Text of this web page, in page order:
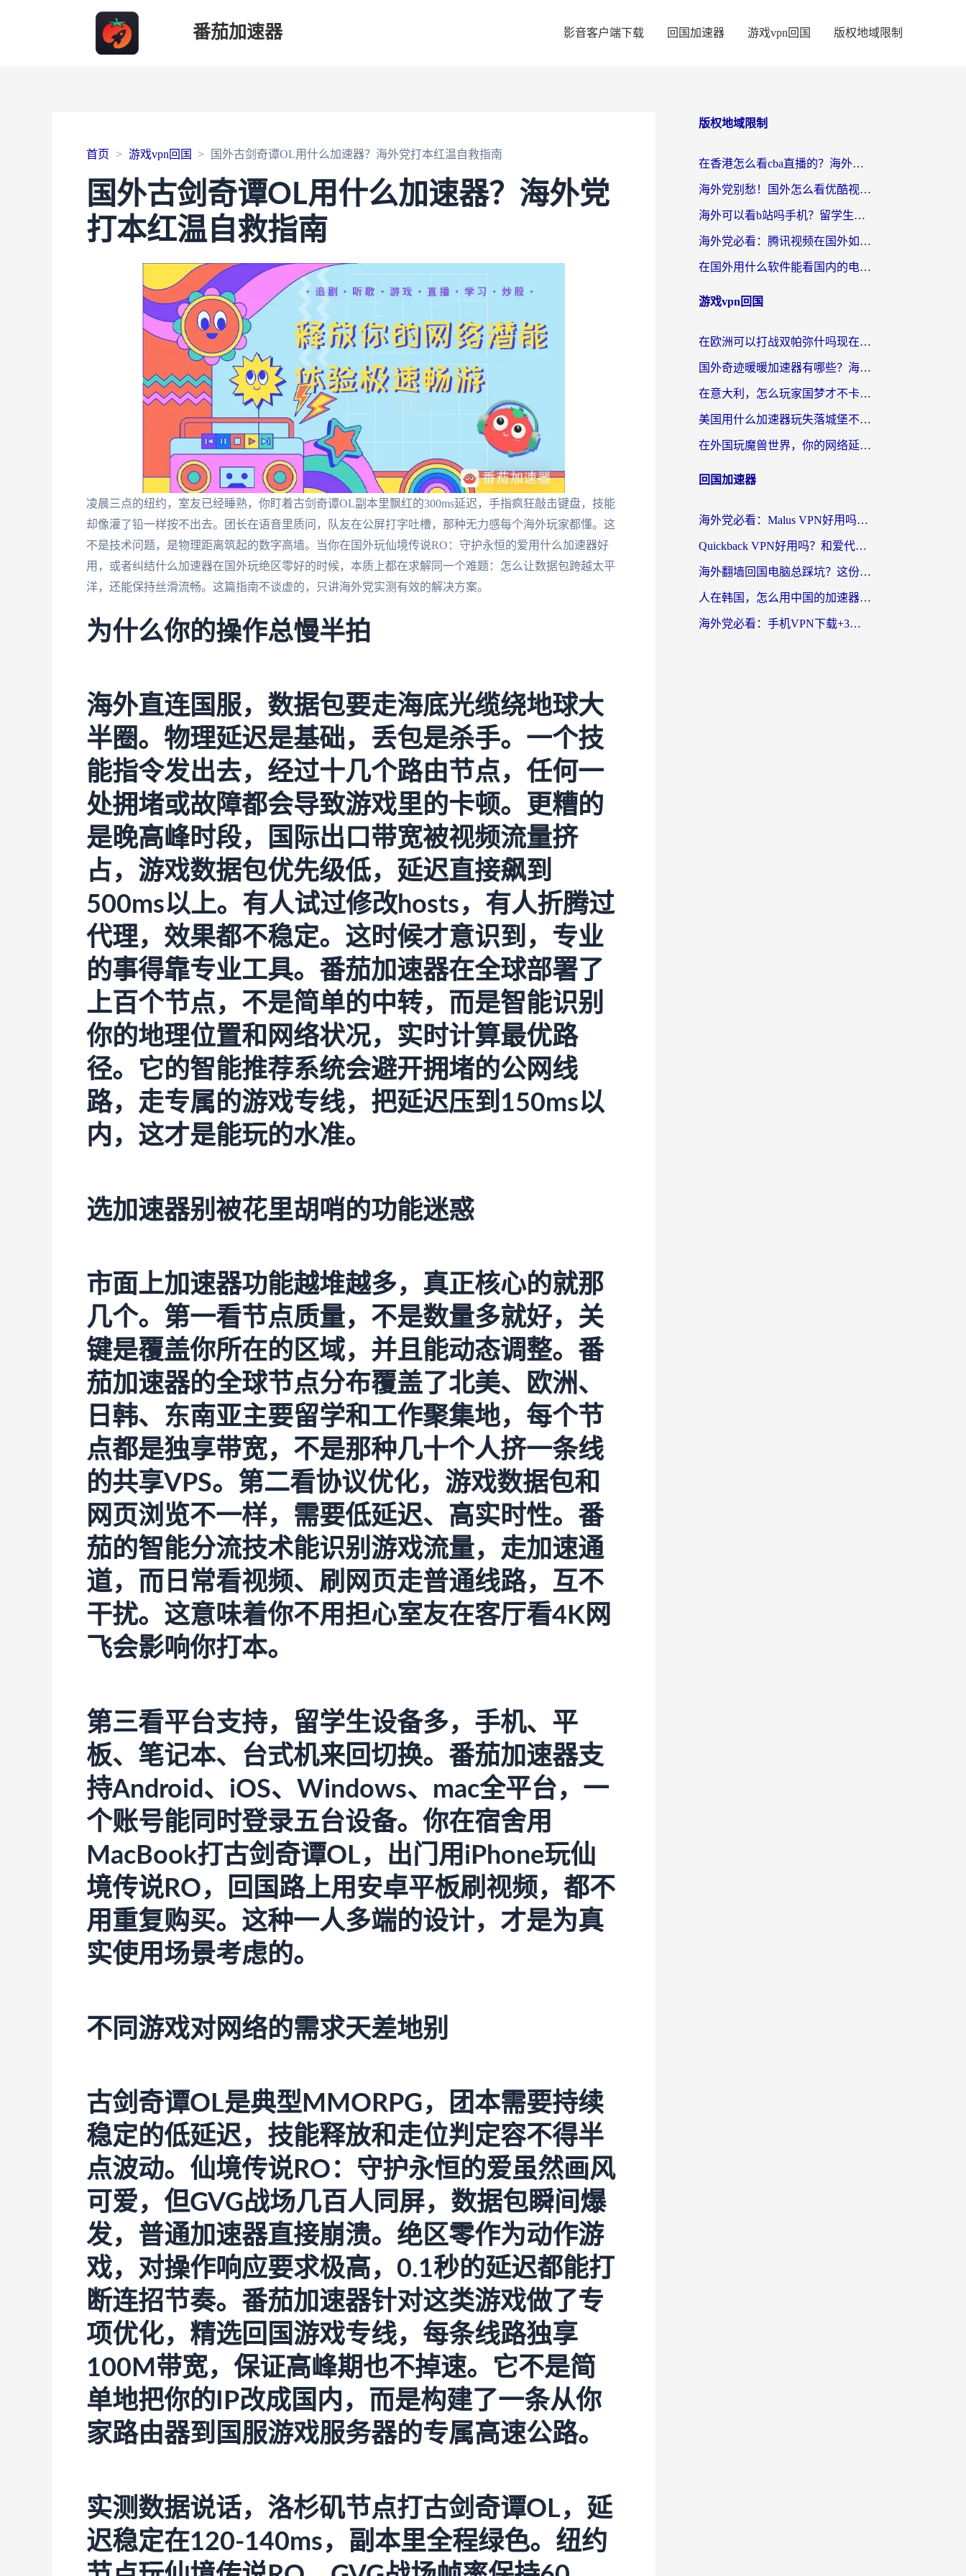
番茄加速器 影音客户端下载 回国加速器 游戏vpn回国 版权地域限制
首页 游戏vpn回国 国外古剑奇谭OL用什么加速器？海外党打本红温自救指南
国外古剑奇谭OL用什么加速器？海外党
打本红温自救指南
凌晨三点的纽约，室友已经睡熟，你盯着古剑奇谭OL副本里飘红的300ms延迟，手指疯狂敲击键盘，技能
却像灌了铅一样按不出去。团长在语音里质问，队友在公屏打字吐槽，那种无力感每个海外玩家都懂。这
不是技术问题，是物理距离筑起的数字高墙。当你在国外玩仙境传说RO：守护永恒的爱用什么加速器好
用，或者纠结什么加速器在国外玩绝区零好的时候，本质上都在求解同一个难题：怎么让数据包跨越太平
洋，还能保持丝滑流畅。这篇指南不谈虚的，只讲海外党实测有效的解决方案。
为什么你的操作总慢半拍
海外直连国服，数据包要走海底光缆绕地球大
半圈。物理延迟是基础，丢包是杀手。一个技
能指令发出去，经过十几个路由节点，任何一
处拥堵或故障都会导致游戏里的卡顿。更糟的
是晚高峰时段，国际出口带宽被视频流量挤
占，游戏数据包优先级低，延迟直接飙到
500ms以上。有人试过修改hosts，有人折腾过
代理，效果都不稳定。这时候才意识到，专业
的事得靠专业工具。 番茄加速器在全球部署了
上百个节点，不是简单的中转，而是智能识别
你的地理位置和网络状况，实时计算最优路
径。它的智能推荐系统会避开拥堵的公网线
路，走专属的游戏专线，把延迟压到150ms以
内，这才是能玩的水准。
选加速器别被花里胡哨的功能迷惑
市面上加速器功能越堆越多，真正核心的就那
几个。第一看节点质量，不是数量多就好，关
键是覆盖你所在的区域，并且能动态调整。 番
茄加速器的全球节点分布覆盖了北美、欧洲、
日韩、东南亚主要留学和工作聚集地，每个节
点都是独享带宽，不是那种几十个人挤一条线
的共享VPS。第二看协议优化，游戏数据包和
网页浏览不一样，需要低延迟、高实时性。番
茄的智能分流技术能识别游戏流量，走加速通
道，而日常看视频、刷网页走普通线路，互不
干扰。这意味着你不用担心室友在客厅看4K网
飞会影响你打本。
第三看平台支持，留学生设备多，手机、平
板、笔记本、台式机来回切换。 番茄加速器支
持Android、iOS、Windows、mac全平台，一
个账号能同时登录五台设备。你在宿舍用
MacBook打古剑奇谭OL，出门用iPhone玩仙
境传说RO，回国路上用安卓平板刷视频，都不
用重复购买。这种一人多端的设计，才是为真
实使用场景考虑的。
不同游戏对网络的需求天差地别
古剑奇谭OL是典型MMORPG，团本需要持续
稳定的低延迟，技能释放和走位判定容不得半
点波动。仙境传说RO：守护永恒的爱虽然画风
可爱，但GVG战场几百人同屏，数据包瞬间爆
发，普通加速器直接崩溃。绝区零作为动作游
戏，对操作响应要求极高，0.1秒的延迟都能打
断连招节奏。 番茄加速器针对这类游戏做了专
项优化，精选回国游戏专线，每条线路独享
100M带宽，保证高峰期也不掉速。它不是简
单地把你的IP改成国内，而是构建了一条从你
家路由器到国服游戏服务器的专属高速公路。
实测数据说话，洛杉矶节点打古剑奇谭OL，延
迟稳定在120-140ms，副本里全程绿色。纽约
版权地域限制
在香港怎么看cba直播的？海外党体育观赛终极指南：告别版权限制，畅享中文解说
海外党别愁！国外怎么看优酷视频？一招解决追剧、看直播难题
海外可以看b站吗手机？留学生亲测有效的回国加速指南
海外党必看：腾讯视频在国外如何解除地域限制？附优酷咪咕使用指南
在国外用什么软件能看国内的电视剧啊？留学生亲测有效的回国加速方案
游戏vpn回国
在欧洲可以打战双帕弥什吗现在？跨越延迟墙的实战指南
国外奇迹暖暖加速器有哪些？海外党国服游戏畅玩终极指南（附亲测推荐）
在意大利，怎么玩家国梦才不卡？这份终极加速指南请收好
美国用什么加速器玩失落城堡不卡？海外党亲测有效的国服游戏加速指南
在外国玩魔兽世界，你的网络延迟是最大的敌人
回国加速器
海外党必看：Malus VPN好用吗？和迅猛兔VPN对比哪个回国效果更好？附真实体验与避坑指南
Quickback VPN好用吗？和爱代理VPN对比哪个回国效果更好？
海外翻墙回国电脑总踩坑？这份实测指南帮你选对加速器（附ChickCNinitapMalus对比）
人在韩国，怎么用中国的加速器刷剧打游戏？这份真实体验指南给你答案
海外党必看：手机VPN下载+3步选对回国加速器，无缝刷国内资源不再愁